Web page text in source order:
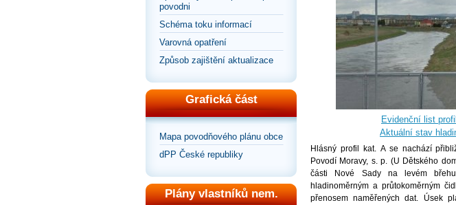
povodni
Schéma toku informací
Varovná opatření
Způsob zajištění aktualizace
Grafická část
Mapa povodňového plánu obce
dPP České republiky
Plány vlastníků nem.
Evidenční list
Aktuální stav
Hlásný profil kat. A se nachází
Povodí Moravy, s. p. (U Dětského
části Nové Sady na levém
hladinoměrným a průtokoměrným
přenosem naměřených dat.
Úsek